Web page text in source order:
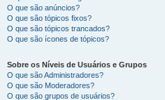
O que são anúncios?
O que são tópicos fixos?
O que são tópicos trancados?
O que são ícones de tópicos?
Sobre os Níveis de Usuários e Grupos
O que são Administradores?
O que são Moderadores?
O que são grupos de usuários?